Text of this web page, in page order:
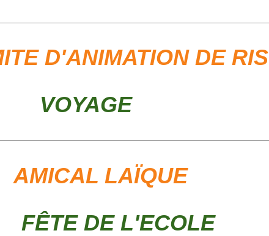
D'ANIMATION DE RIS
LAÏQUE
DE L'ECOLE